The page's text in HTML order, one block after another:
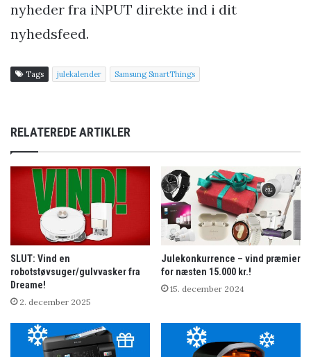
nyheder fra iNPUT direkte ind i dit
nyhedsfeed.
Tags julekalender Samsung SmartThings
RELATEREDE ARTIKLER
SLUT: Vind en
robotstøvsuger/gulvvasker fra
Dreame!
2. december 2025
Julekonkurrence – vind præmier
for næsten 15.000 kr.!
15. december 2024